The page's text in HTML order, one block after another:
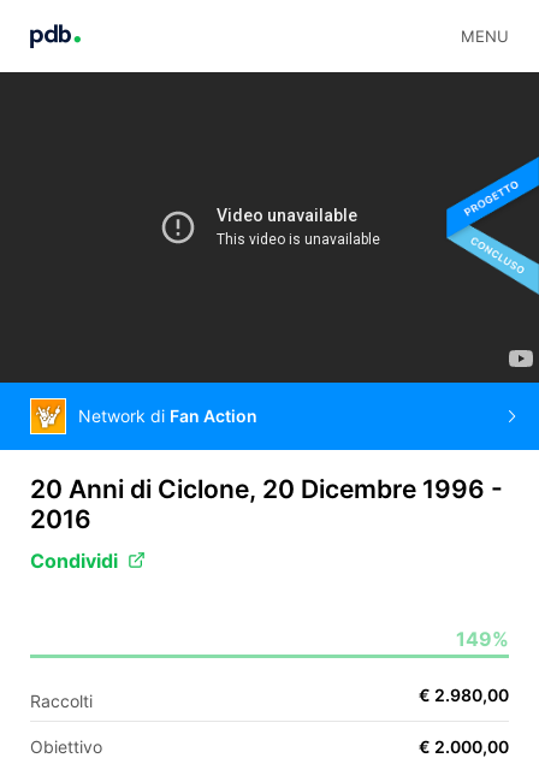
MENU
IT
ES
Network di Fan Action
20 Anni di Ciclone, 20 Dicembre 1996 -
2016
Condividi
149%
Raccolti € 2.980,00
Obiettivo € 2.000,00